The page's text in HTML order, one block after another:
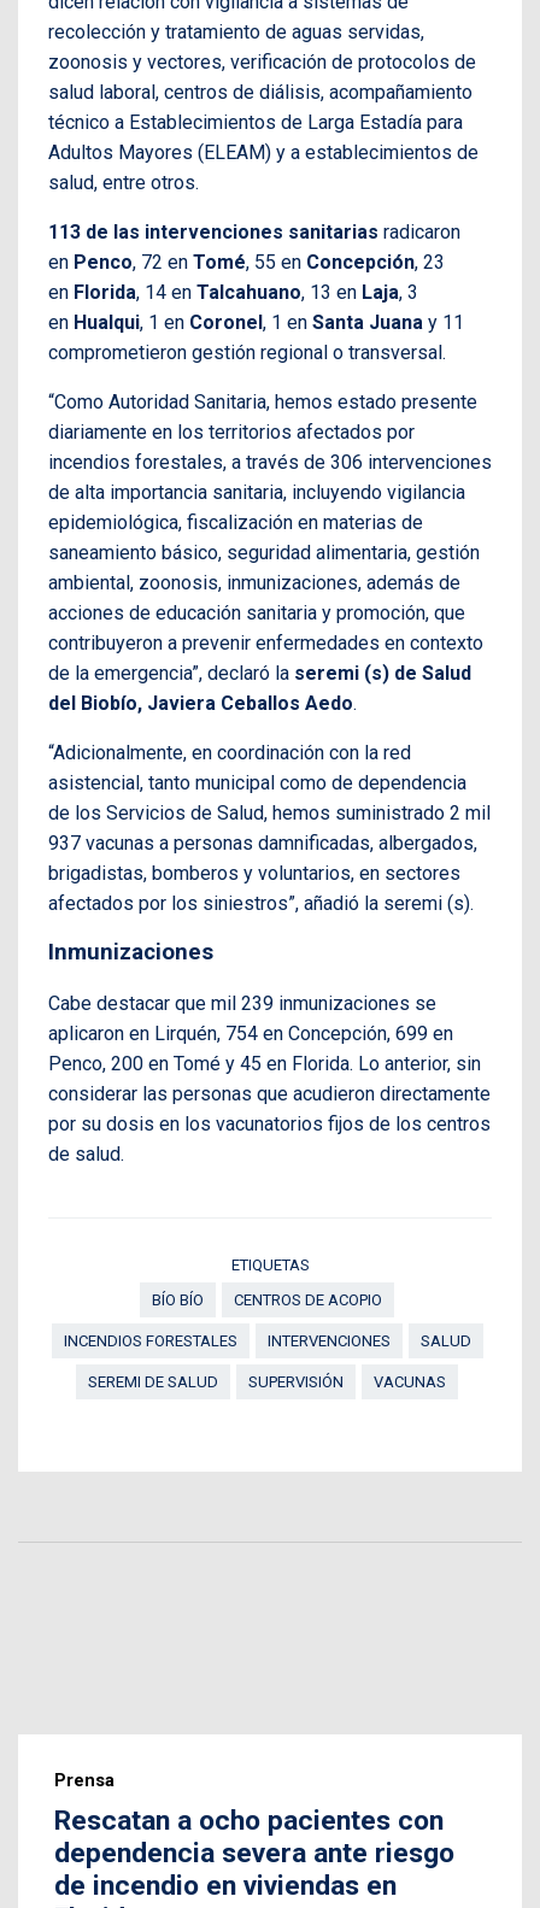
recolección y tratamiento de aguas servidas,
zoonosis y vectores, verificación de protocolos de
salud laboral, centros de diálisis, acompañamiento
técnico a Establecimientos de Larga Estadía para
Adultos Mayores (ELEAM) y a establecimientos de
salud, entre otros.
113 de las intervenciones sanitarias radicaron
en Penco, 72 en Tomé, 55 en Concepción, 23
en Florida, 14 en Talcahuano, 13 en Laja, 3
en Hualqui, 1 en Coronel, 1 en Santa Juana y 11
comprometieron gestión regional o transversal.
“Como Autoridad Sanitaria, hemos estado presente
diariamente en los territorios afectados por
incendios forestales, a través de 306 intervenciones
de alta importancia sanitaria, incluyendo vigilancia
epidemiológica, fiscalización en materias de
saneamiento básico, seguridad alimentaria, gestión
ambiental, zoonosis, inmunizaciones, además de
acciones de educación sanitaria y promoción, que
contribuyeron a prevenir enfermedades en contexto
de la emergencia”, declaró la seremi (s) de Salud
del Biobío, Javiera Ceballos Aedo.
“Adicionalmente, en coordinación con la red
asistencial, tanto municipal como de dependencia
de los Servicios de Salud, hemos suministrado 2 mil
937 vacunas a personas damnificadas, albergados,
brigadistas, bomberos y voluntarios, en sectores
afectados por los siniestros”, añadió la seremi (s).
Inmunizaciones
Cabe destacar que mil 239 inmunizaciones se
aplicaron en Lirquén, 754 en Concepción, 699 en
Penco, 200 en Tomé y 45 en Florida. Lo anterior, sin
considerar las personas que acudieron directamente
por su dosis en los vacunatorios fijos de los centros
de salud.
ETIQUETAS
BÍO BÍO
CENTROS DE ACOPIO
INCENDIOS FORESTALES INTERVENCIONES SALUD
SEREMI DE SALUD SUPERVISIÓN VACUNAS
Prensa
Rescatan a ocho pacientes con
dependencia severa ante riesgo
de incendio en viviendas en